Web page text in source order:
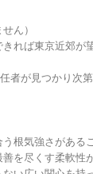
ん）
れば東京近郊が
者が見つかり次第
根気強さがあるこ
を尽くす柔軟性